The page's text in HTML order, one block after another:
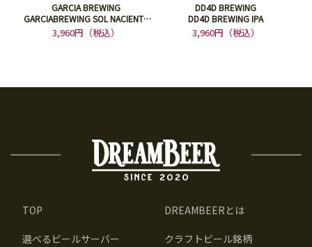
GARCIA BREWING
GARCIABREWING SOL NACIENTE
HAZY IPA DDH
3,960円（税込）
DD4D BREWING
DD4D BREWING IPA
3,960円（税込）
TOP DREAMBEERとは
選べるビールサーバー クラフトビール銘柄